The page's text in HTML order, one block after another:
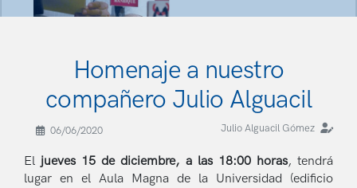
Homenaje a nuestro
compañero Julio Alguacil
06/06/2020 Julio Alguacil Gómez
El jueves 15 de diciembre, a las 18:00 horas, tendrá
lugar en el Aula Magna de la Universidad (edificio